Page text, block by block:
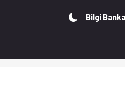
Ofsayt'ta incele. Canlı
Bilgi